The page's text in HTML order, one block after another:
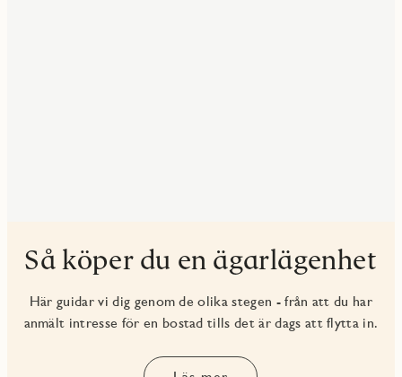
Så köper du en ägarlägenhet
Här guidar vi dig genom de olika stegen - från att du har
anmält intresse för en bostad tills det är dags att flytta in.